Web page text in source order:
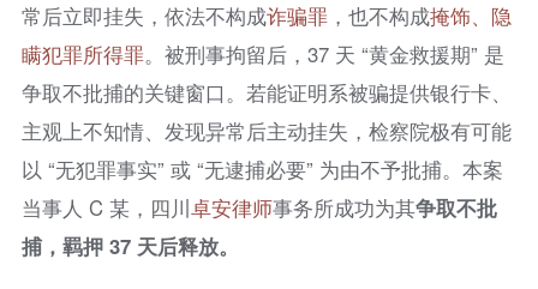
常后立即挂失，依法不构成诈骗罪，也不构成掩饰、隐
瞒犯罪所得罪。被刑事拘留后，37 天 “黄金救援期” 是
争取不批捕的关键窗口。若能证明系被骗提供银行卡、
主观上不知情、发现异常后主动挂失，检察院极有可能
以 “无犯罪事实” 或 “无逮捕必要” 为由不予批捕。本案
当事人 C 某，四川卓安律师事务所成功为其争取不批
捕，羁押 37 天后释放。